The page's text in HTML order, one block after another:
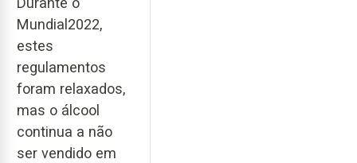
Mundial2022,
estes
regulamentos
foram relaxados,
mas o álcool
continua a não
ser vendido em